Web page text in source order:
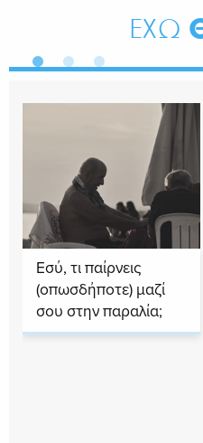
ΕΧΩ
Εσύ, τι παίρνεις
(οπωσδήποτε) μαζί
σου στην παραλία;